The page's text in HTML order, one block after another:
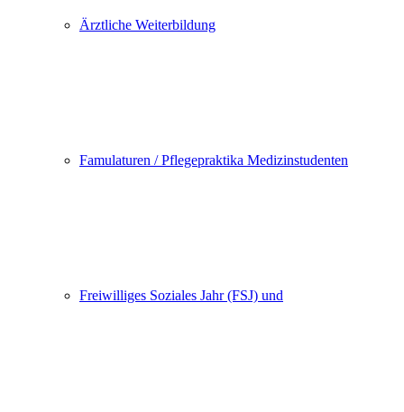
Ärztliche Weiterbildung
Famulaturen / Pflegepraktika Medizinstudenten
Freiwilliges Soziales Jahr (FSJ) und